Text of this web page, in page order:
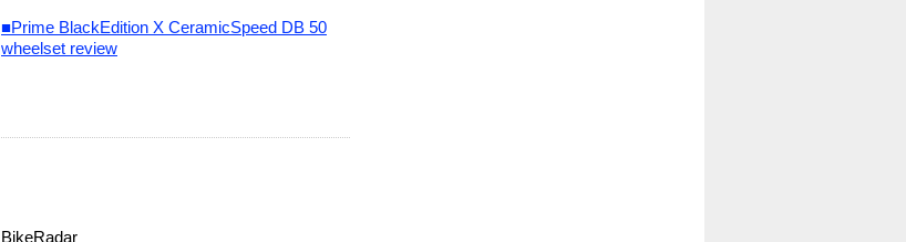
■Prime BlackEdition X CeramicSpeed DB 50
wheelset review
BikeRadar